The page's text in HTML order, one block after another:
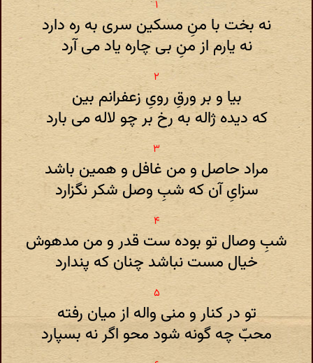
نه بخت با منِ مسکین سری به ره دارد
نه یارم از منِ بی چاره یاد می آرد
بیا و بر ورقِ رویِ زعفرانم بین
که دیده ژاله به رخ بر چو لاله می بارد
مراد حاصل و من غافل و همین باشد
سزایِ آن که شبِ وصل شکر نگزارد
شبِ وصال تو بوده ست قدر و من مدهوش
خیال مست نباشد چنان که پندارد
تو در کنار و منی واله از میان رفته
محبّ چه گونه شود محو اگر نه بسپارد